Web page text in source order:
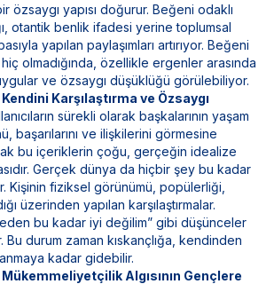
özsaygı yapısı doğurur. Beğeni odaklı
otantik benlik ifadesi yerine toplumsal
yapılan paylaşımları artırıyor. Beğeni
olmadığında, özellikle ergenler arasında
ve özsaygı düşüklüğü görülebiliyor.
Karşılaştırma ve Özsaygı
sürekli olarak başkalarının yaşam
başarılarını ve ilişkilerini görmesine
bu içeriklerin çoğu, gerçeğin idealize
Gerçek dünya da hiçbir şey bu kadar
Kişinin fiziksel görünümü, popülerliği,
üzerinden yapılan karşılaştırmalar.
bu kadar iyi değilim” gibi düşünceler
durum zaman kıskançlığa, kendinden
kadar gidebilir.
Algısının Gençlere